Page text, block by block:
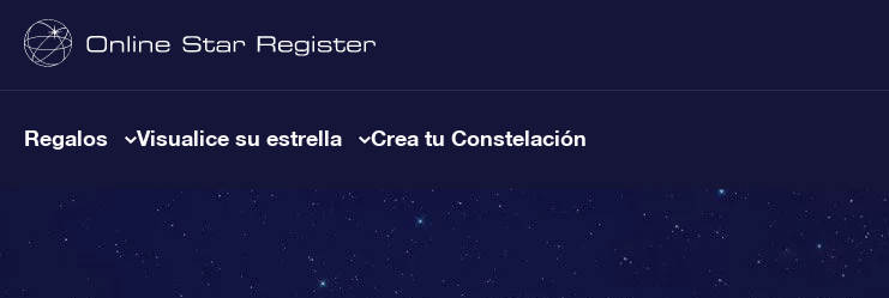
Regalos Visualice su estrella Crea tu Constelación